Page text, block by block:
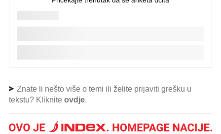
Znate li nešto više o temi ili želite prijaviti grešku u
tekstu? Kliknite ovdje.